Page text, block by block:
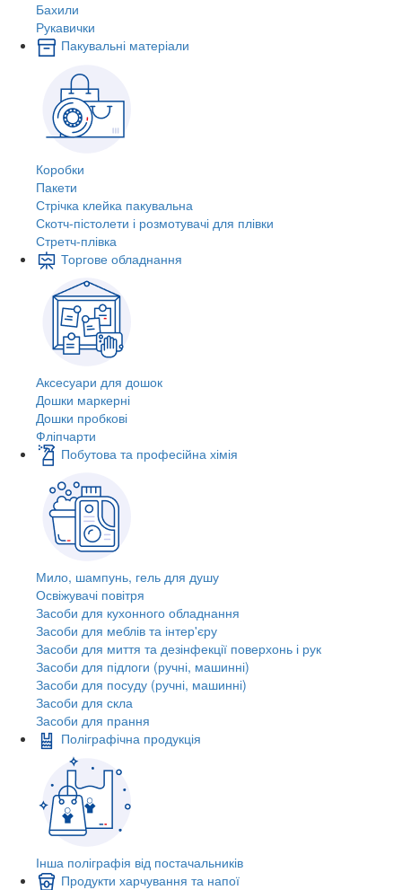
Бахили
Рукавички
Пакувальні матеріали
Коробки
Пакети
Стрічка клейка пакувальна
Скотч-пістолети і розмотувачі для плівки
Стретч-плівка
Торгове обладнання
Аксесуари для дошок
Дошки маркерні
Дошки пробкові
Фліпчарти
Побутова та професійна хімія
Мило, шампунь, гель для душу
Освіжувачі повітря
Засоби для кухонного обладнання
Засоби для меблів та інтер'єру
Засоби для миття та дезінфекції поверхонь і рук
Засоби для підлоги (ручні, машинні)
Засоби для посуду (ручні, машинні)
Засоби для скла
Засоби для прання
Поліграфічна продукція
Інша поліграфія від постачальників
Продукти харчування та напої